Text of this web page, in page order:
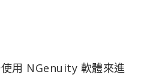
用 NGenuity 軟體來進